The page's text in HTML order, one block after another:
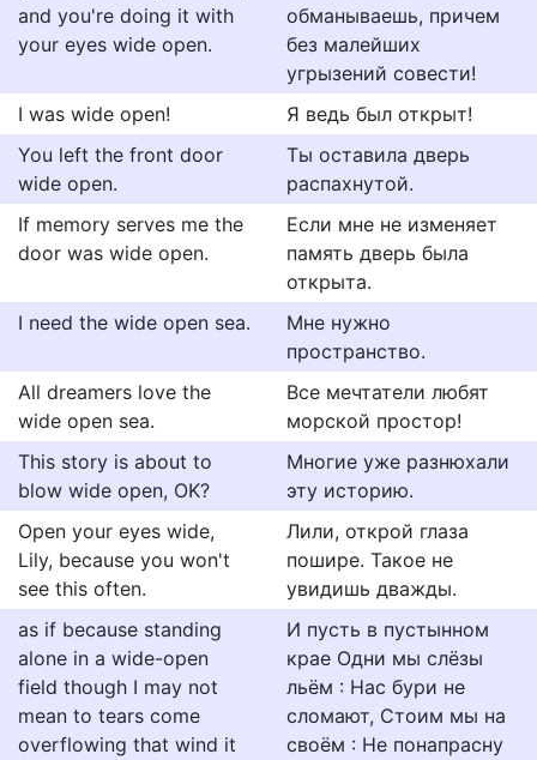
and you're doing it with
your eyes wide open.
обманываешь, причем
без малейших
угрызений совести!
I was wide open!
Я ведь был открыт!
You left the front door
wide open.
Ты оставила дверь
распахнутой.
If memory serves me the
door was wide open.
Если мне не изменяет
память дверь была
открыта.
I need the wide open sea.
Мне нужно
пространство.
All dreamers love the
wide open sea.
Все мечтатели любят
морской простор!
This story is about to
blow wide open, OK?
Многие уже разнюхали
эту историю.
Open your eyes wide,
Lily, because you won't
see this often.
Лили, открой глаза
пошире. Такое не
увидишь дважды.
as if because standing
alone in a wide-open
field though I may not
mean to tears come
overflowing that wind it
И пусть в пустынном
крае Одни мы слёзы
льём : Нас бури не
сломают, Стоим мы на
своём : Не понапрасну